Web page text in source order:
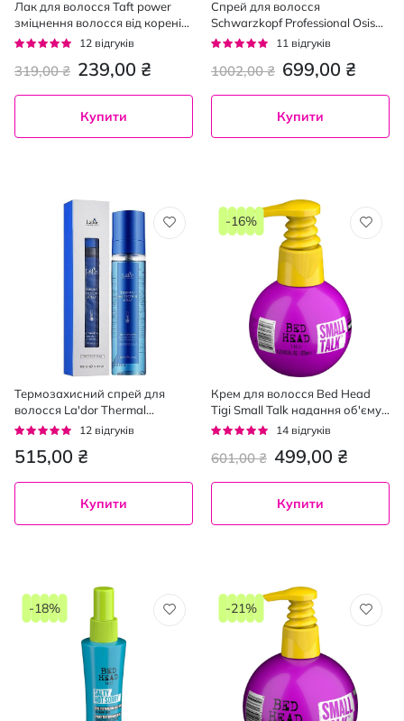
Лак для волосся Taft power
зміцнення волосся від коренів
до кінчиків 250 мл
Рейтинг:
12 відгуків
239,00 ₴
319,00 ₴
Купити
Cпрей для волосся
Schwarzkopf Professional Osis+
Texture Craft текстурувальний
Рейтинг:
11 відгуків
699,00 ₴
1002,00 ₴
Купити
Термозахисний спрей для
волосся La'dor Thermal
Protection Spray 100 мл
Рейтинг:
12 відгуків
515,00 ₴
Купити
Крем для волосся Bed Head
Tigi Small Talk надання об'єму
125 мл
Рейтинг:
14 відгуків
499,00 ₴
601,00 ₴
-16%
Купити
-18% -21%